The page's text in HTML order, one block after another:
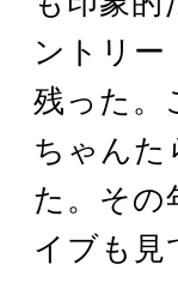
ントリ
残った。
ちゃんた
た。その
イブも見